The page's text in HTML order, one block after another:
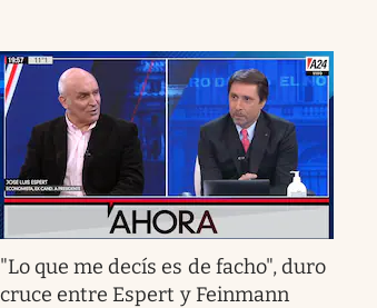
"Lo que me decís es de facho", duro
cruce entre Espert y Feinmann